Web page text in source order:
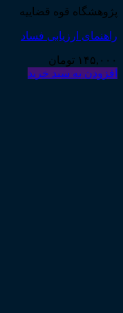
پژوهشگاه قوه قضاییه
راهنمای ارزیابی فساد
۱۴۵,۰۰۰ تومان
افزودن به سبد خرید